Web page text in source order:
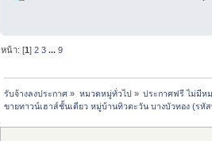
หน้า: [1]2 3 ...9
รับจ้างลงประกาศ » หมวดหมู่ทั่วไป» ประกาศฟรี ไม่มีห
ขายทาวน์เฮาส์ชั้นเดียว หมู่บ้านทิวตะวัน บางบัวทอง (รหั